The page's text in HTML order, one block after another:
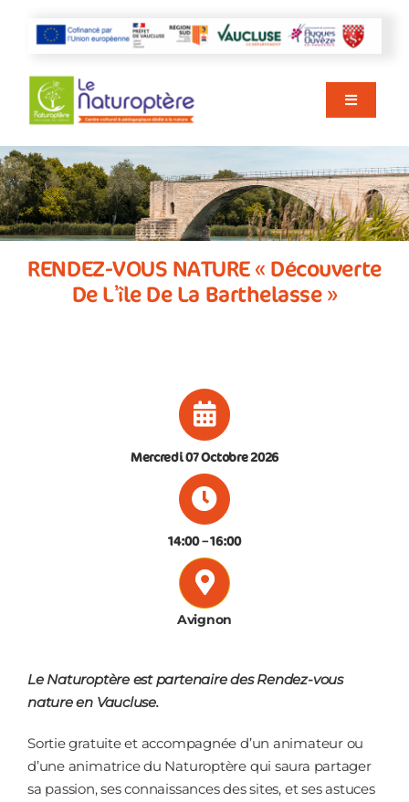
Toggle
ACCUEIL
AGENDA
VISITER
CONTACT
RENDEZ-VOUS NATURE « Découverte
De L’île De La Barthelasse »
Mercredi 07 Octobre 2026
14:00– 16:00
Avignon
Le Naturoptère est partenaire des Rendez-vous
nature en Vaucluse.
Sortie gratuite et accompagnée d’un animateur ou
d’une animatrice du Naturoptère qui saura partager
sa passion, ses connaissances des sites, et ses astuces